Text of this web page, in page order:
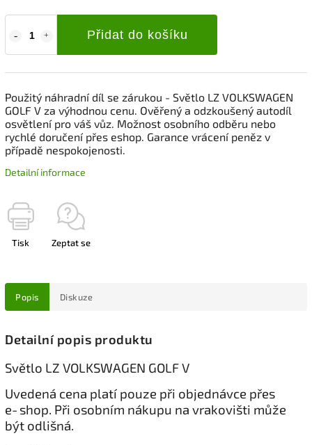
Přidat do košíku
Použitý náhradní díl se zárukou - Světlo LZ VOLKSWAGEN
GOLF V za výhodnou cenu. Ověřený a odzkoušený autodíl
osvětlení pro váš vůz. Možnost osobního odběru nebo
rychlé doručení přes eshop. Garance vrácení peněz v
případě nespokojenosti.
Detailní informace
Tisk Zeptat se
Popis Diskuze
Detailní popis produktu
Světlo LZ VOLKSWAGEN GOLF V
Uvedená cena platí pouze při objednávce přes
e‑shop. Při osobním nákupu na vrakovišti může
být odlišná.